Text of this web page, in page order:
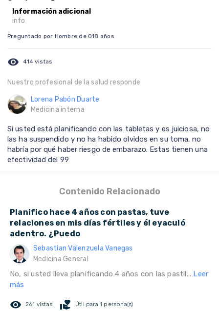
Información adicional
info
Preguntado por Hombre de 018 años
visibility 414 vistas
Nuestro profesional de la salud responde
Lorena Pabón Duarte
Medicina interna
Si usted está planificando con las tabletas y es juiciosa, no
las ha suspendido y no ha habido olvidos en su toma, no
habría por qué haber riesgo de embarazo. Estas tienen una
efectividad del 99
Contenido Relacionado
Planifico hace 4 años con pastas, tuve
relaciones en mis días fértiles y él eyaculó
adentro. ¿Puedo
Sebastian Valenzuela Vanegas
Medicina General
No, si usted lleva planificando 4 años con las pastil... Leer
más
remove_red_eye 261 vistas volunteer_activism Útil para 1 persona(s)